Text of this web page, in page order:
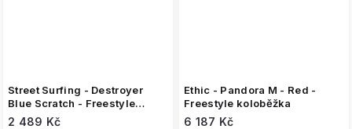
Street Surfing - Destroyer
Blue Scratch - Freestyle
koloběžka
2 489 Kč
Ethic - Pandora M - Red -
Freestyle koloběžka
6 187 Kč